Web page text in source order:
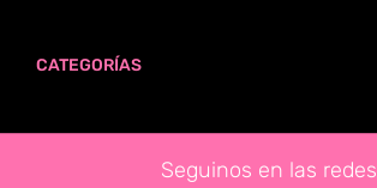
CATEGORÍAS
Seguinos en las redes